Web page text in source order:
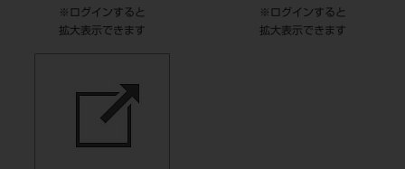
※ログインすると
拡大表示できます
※ログインすると
拡大表示できます